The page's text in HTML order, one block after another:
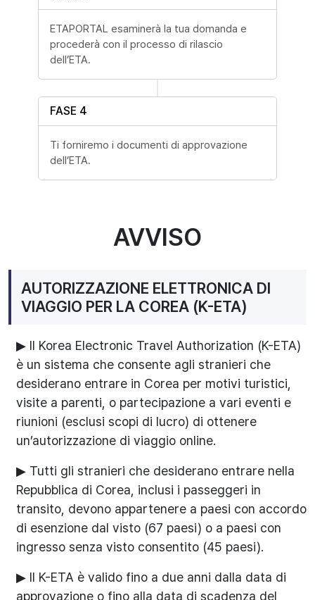
ETAPORTAL esaminerà la tua domanda e
procederà con il processo di rilascio
dell’ETA.
FASE 4
Ti forniremo i documenti di approvazione
dell’ETA.
AVVISO
AUTORIZZAZIONE ELETTRONICA DI
VIAGGIO PER LA COREA (K-ETA)
▶ Il Korea Electronic Travel Authorization (K-ETA)
è un sistema che consente agli stranieri che
desiderano entrare in Corea per motivi turistici,
visite a parenti, o partecipazione a vari eventi e
riunioni (esclusi scopi di lucro) di ottenere
un’autorizzazione di viaggio online.
▶ Tutti gli stranieri che desiderano entrare nella
Repubblica di Corea, inclusi i passeggeri in
transito, devono appartenere a paesi con accordo
di esenzione dal visto (67 paesi) o a paesi con
ingresso senza visto consentito (45 paesi).
▶ Il K-ETA è valido fino a due anni dalla data di
approvazione o fino alla data di scadenza del